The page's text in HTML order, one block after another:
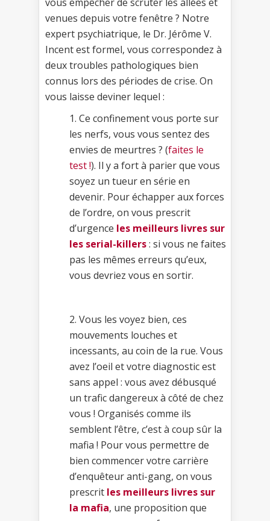
venues depuis votre fenêtre ? Notre
expert psychiatrique, le Dr. Jérôme V.
Incent est formel, vous correspondez à
deux troubles pathologiques bien
connus lors des périodes de crise. On
vous laisse deviner lequel :
1. Ce confinement vous porte sur
les nerfs, vous vous sentez des
envies de meurtres ? (faites le
test !). Il y a fort à parier que vous
soyez un tueur en série en
devenir. Pour échapper aux forces
de l’ordre, on vous prescrit
d’urgence les meilleurs livres sur
les serial-killers: si vous ne faites
pas les mêmes erreurs qu’eux,
vous devriez vous en sortir.
2. Vous les voyez bien, ces
mouvements louches et
incessants, au coin de la rue. Vous
avez l’oeil et votre diagnostic est
sans appel : vous avez débusqué
un trafic dangereux à côté de chez
vous ! Organisés comme ils
semblent l’être, c’est à coup sûr la
mafia ! Pour vous permettre de
bien commencer votre carrière
d’enquêteur anti-gang, on vous
prescrit les meilleurs livres sur
la mafia, une proposition que